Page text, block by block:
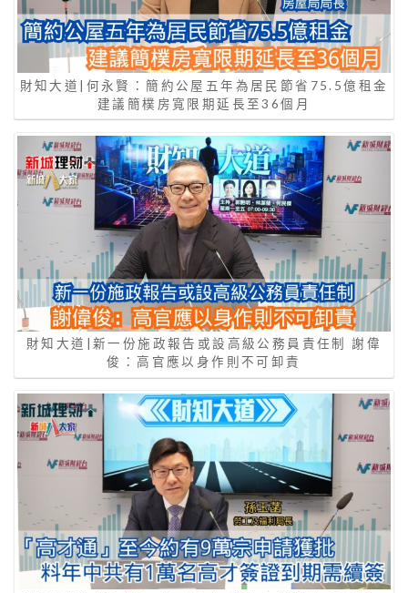
財知大道|何永賢：簡約公屋五年為居民節省75.5億租金
建議簡樸房寬限期延長至36個月
財知大道|新一份施政報告或設高級公務員責任制 謝偉
俊：高官應以身作則不可卸責